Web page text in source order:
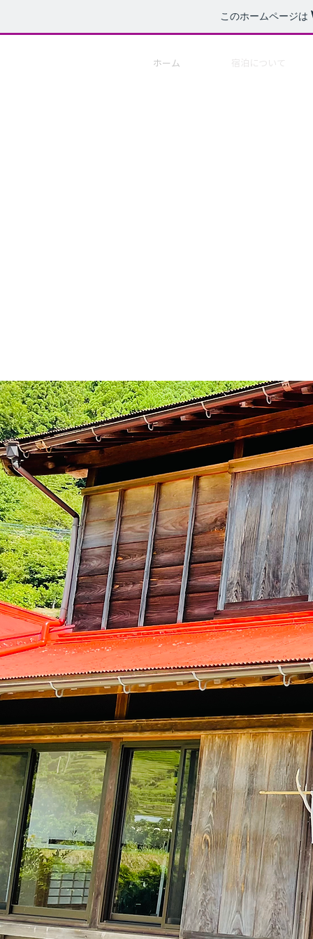
このホームページは
ホーム 宿泊について